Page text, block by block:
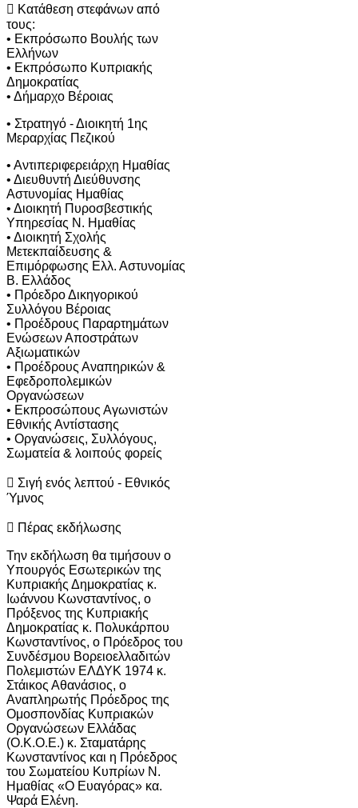
 Κατάθεση στεφάνων από
τους:
• Εκπρόσωπο Βουλής των
Ελλήνων
• Εκπρόσωπο Κυπριακής
Δημοκρατίας
• Δήμαρχο Βέροιας
• Στρατηγό - Διοικητή 1ης
Μεραρχίας Πεζικού
• Αντιπεριφερειάρχη Ημαθίας
• Διευθυντή Διεύθυνσης
Αστυνομίας Ημαθίας
• Διοικητή Πυροσβεστικής
Υπηρεσίας Ν. Ημαθίας
• Διοικητή Σχολής
Μετεκπαίδευσης &
Επιμόρφωσης Ελλ. Αστυνομίας
Β. Ελλάδος
• Πρόεδρο Δικηγορικού
Συλλόγου Βέροιας
• Προέδρους Παραρτημάτων
Ενώσεων Αποστράτων
Αξιωματικών
• Προέδρους Αναπηρικών &
Εφεδροπολεμικών
Οργανώσεων
• Εκπροσώπους Αγωνιστών
Εθνικής Αντίστασης
• Οργανώσεις, Συλλόγους,
Σωματεία & λοιπούς φορείς
 Σιγή ενός λεπτού - Εθνικός
Ύμνος
 Πέρας εκδήλωσης
Την εκδήλωση θα τιμήσουν ο
Υπουργός Εσωτερικών της
Κυπριακής Δημοκρατίας κ.
Ιωάννου Κωνσταντίνος, ο
Πρόξενος της Κυπριακής
Δημοκρατίας κ. Πολυκάρπου
Κωνσταντίνος, ο Πρόεδρος του
Συνδέσμου Βορειοελλαδιτών
Πολεμιστών ΕΛΔΥΚ 1974 κ.
Στάικος Αθανάσιος, ο
Αναπληρωτής Πρόεδρος της
Ομοσπονδίας Κυπριακών
Οργανώσεων Ελλάδας
(Ο.Κ.Ο.Ε.) κ. Σταματάρης
Κωνσταντίνος και η Πρόεδρος
του Σωματείου Κυπρίων Ν.
Ημαθίας «Ο Ευαγόρας» κα.
Ψαρά Ελένη.